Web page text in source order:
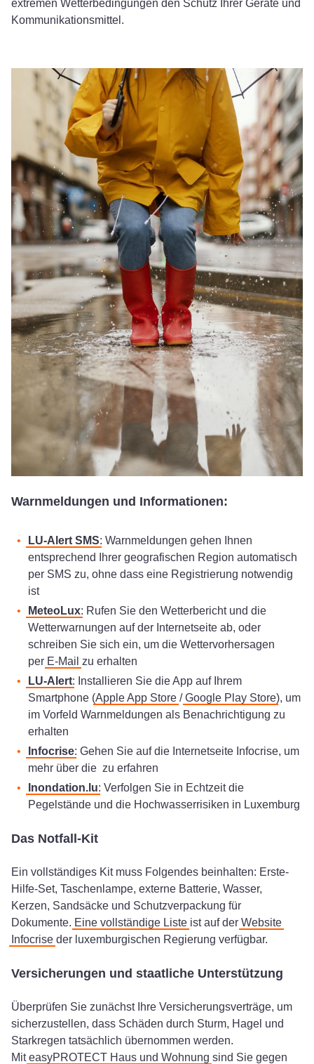
extremen Wetterbedingungen den Schutz Ihrer Geräte und
Kommunikationsmittel.
Warnmeldungen und Informationen:
LU-Alert SMS: Warnmeldungen gehen Ihnen
entsprechend Ihrer geografischen Region automatisch
per SMS zu, ohne dass eine Registrierung notwendig
ist
MeteoLux: Rufen Sie den Wetterbericht und die
Wetterwarnungen auf der Internetseite ab, oder
schreiben Sie sich ein, um die Wettervorhersagen
per E-Mail zu erhalten
LU-Alert: Installieren Sie die App auf Ihrem
Smartphone (Apple App Store /Google Play Store), um
im Vorfeld Warnmeldungen als Benachrichtigung zu
erhalten
Infocrise: Gehen Sie auf die Internetseite Infocrise, um
mehr über die zu erfahren
Inondation.lu: Verfolgen Sie in Echtzeit die
Pegelstände und die Hochwasserrisiken in Luxemburg
Das Notfall-Kit
Ein vollständiges Kit muss Folgendes beinhalten: Erste-
Hilfe-Set, Taschenlampe, externe Batterie, Wasser,
Kerzen, Sandsäcke und Schutzverpackung für
Dokumente. Eine vollständige Liste ist auf der Website
Infocrise der luxemburgischen Regierung verfügbar.
Versicherungen und staatliche Unterstützung
Überprüfen Sie zunächst Ihre Versicherungsverträge, um
sicherzustellen, dass Schäden durch Sturm, Hagel und
Starkregen tatsächlich übernommen werden.
MiteasyPROTECT Haus und Wohnung sind Sie gegen